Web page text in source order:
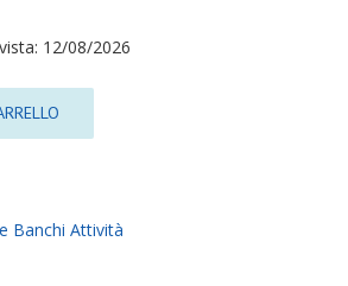
12/08/2026
Banchi Attività